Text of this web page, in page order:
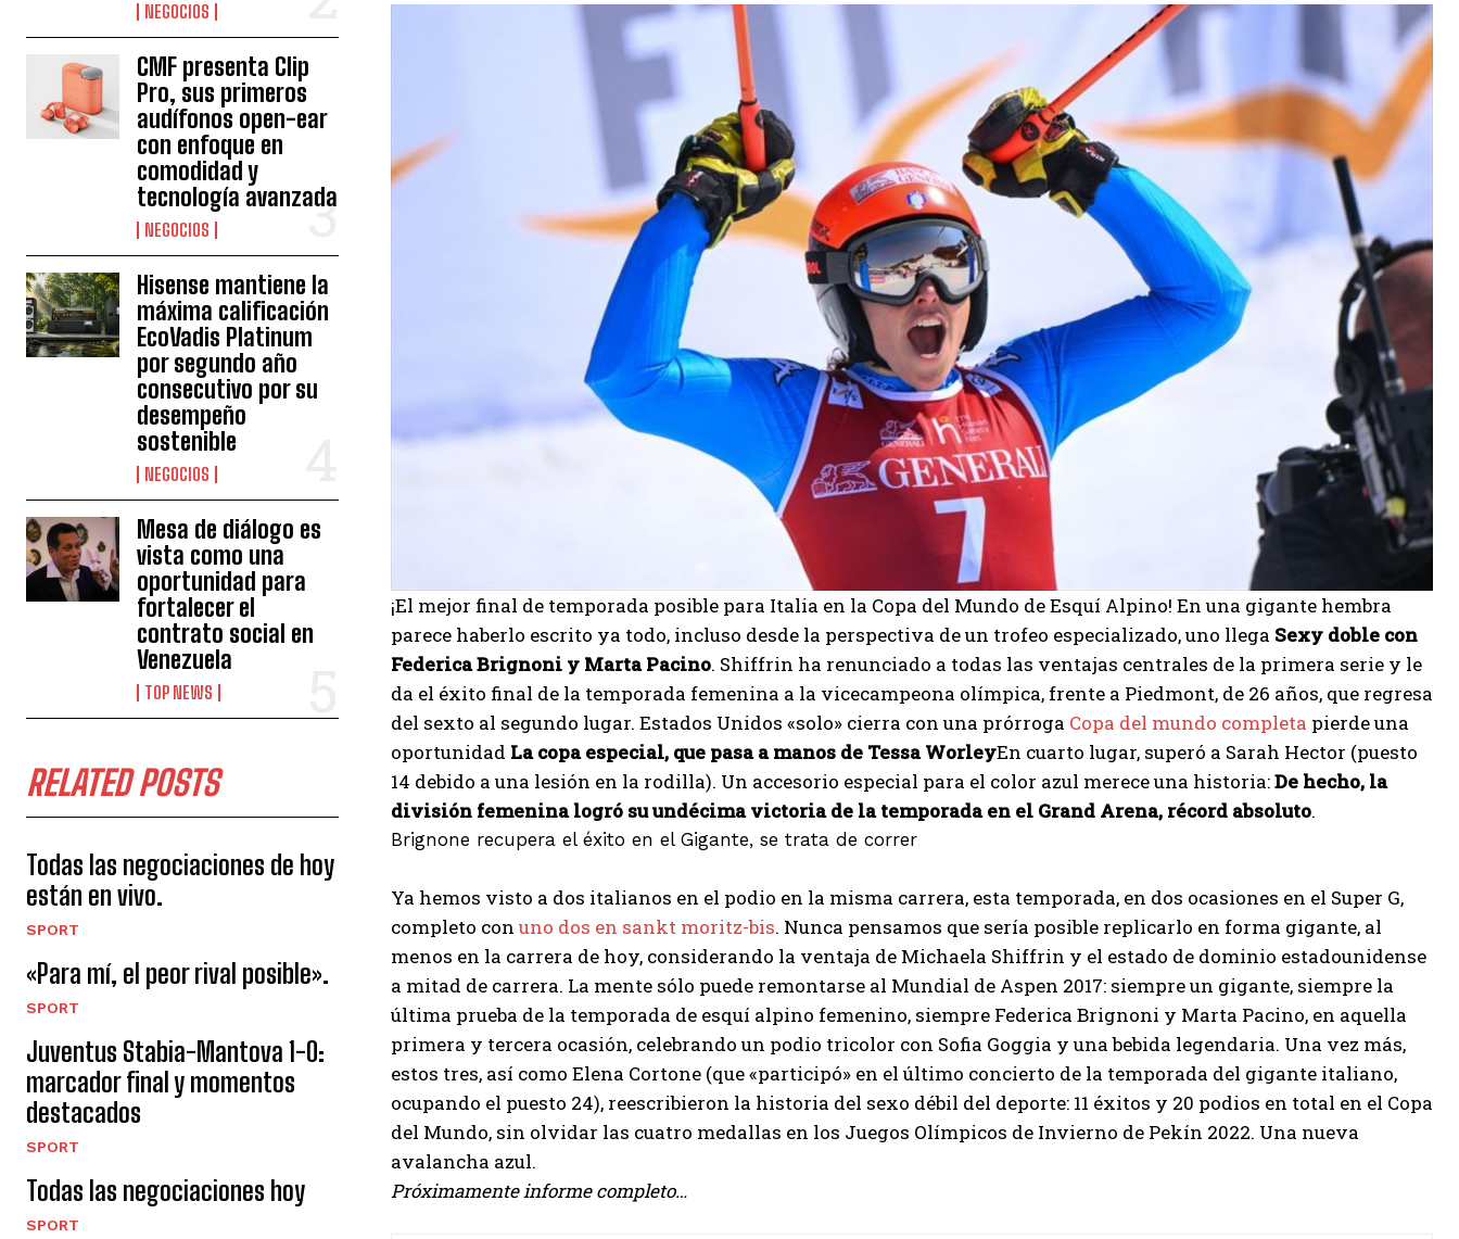
I WANT IN
I've read and accept thePrivacy Policy .
Emet
NEGOCIOS
CMF presenta Clip
Pro, sus primeros
audífonos open-ear
con enfoque en
comodidad y
tecnología avanzada
NEGOCIOS
Hisense mantiene la
máxima calificación
EcoVadis Platinum
por segundo año
consecutivo por su
desempeño
sostenible
NEGOCIOS
Mesa de diálogo es
vista como una
oportunidad para
fortalecer el
contrato social en
Venezuela
TOP NEWS
RELATED POSTS
Todas las negociaciones de hoy
están en vivo.
SPORT
«Para mí, el peor rival posible».
SPORT
Juventus Stabia-Mantova 1-0:
marcador final y momentos
destacados
SPORT
Todas las negociaciones hoy
SPORT
¡El mejor final de temporada posible para Italia en la Copa del Mundo de Esquí Alpino! En una gigante hembra
parece haberlo escrito ya todo, incluso desde la perspectiva de un trofeo especializado, uno llega Sexy doble con
Federica Brignoni y Marta Pacino. Shiffrin ha renunciado a todas las ventajas centrales de la primera serie y le
da el éxito final de la temporada femenina a la vicecampeona olímpica, frente a Piedmont, de 26 años, que regresa
del sexto al segundo lugar. Estados Unidos «solo» cierra con una prórroga Copa del mundo completa pierde una
oportunidad La copa especial, que pasa a manos de Tessa WorleyEn cuarto lugar, superó a Sarah Hector (puesto
14 debido a una lesión en la rodilla). Un accesorio especial para el color azul merece una historia:De hecho, la
división femenina logró su undécima victoria de la temporada en el Grand Arena, récord absoluto.
Brignone recupera el éxito en el Gigante, se trata de correr
Ya hemos visto a dos italianos en el podio en la misma carrera, esta temporada, en dos ocasiones en el Super G,
completo con uno dos en sankt moritz-bis. Nunca pensamos que sería posible replicarlo en forma gigante, al
menos en la carrera de hoy, considerando la ventaja de Michaela Shiffrin y el estado de dominio estadounidense
a mitad de carrera. La mente sólo puede remontarse al Mundial de Aspen 2017: siempre un gigante, siempre la
última prueba de la temporada de esquí alpino femenino, siempre Federica Brignoni y Marta Pacino, en aquella
primera y tercera ocasión, celebrando un podio tricolor con Sofia Goggia y una bebida legendaria. Una vez más,
estos tres, así como Elena Cortone (que «participó» en el último concierto de la temporada del gigante italiano,
ocupando el puesto 24), reescribieron la historia del sexo débil del deporte: 11 éxitos y 20 podios en total en el Copa
del Mundo, sin olvidar las cuatro medallas en los Juegos Olímpicos de Invierno de Pekín 2022. Una nueva
avalancha azul.
Próximamente informe completo…